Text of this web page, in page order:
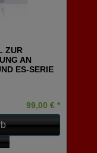
ZUR
AN
ES-SERIE
99,00 € *